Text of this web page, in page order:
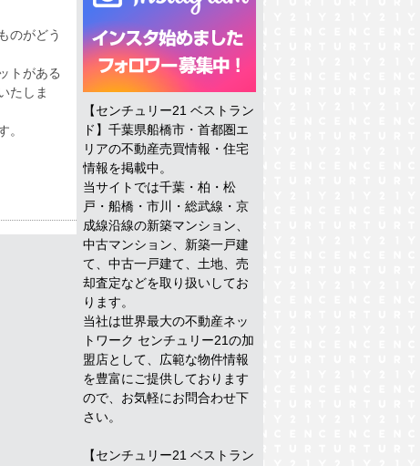
のがどう
トがある
たしま
。
【センチュリー21 ベストラン
ド】千葉県船橋市・首都圏エ
リアの不動産売買情報・住宅
情報を掲載中。
当サイトでは千葉・柏・松
戸・船橋・市川・総武線・京
成線沿線の新築マンション、
中古マンション、新築一戸建
て、中古一戸建て、土地、売
却査定などを取り扱いしてお
ります。
当社は世界最大の不動産ネッ
トワーク センチュリー21の加
盟店として、広範な物件情報
を豊富にご提供しております
ので、お気軽にお問合わせ下
さい。
【センチュリー21 ベストラン